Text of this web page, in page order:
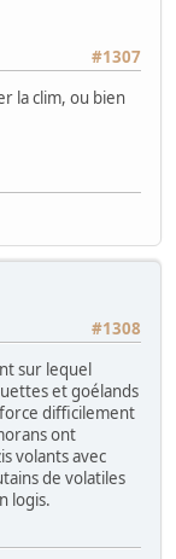
#1307
la clim, ou bien
#1308
sur lequel
et goélands
difficilement
ont
volants avec
de volatiles
logis.